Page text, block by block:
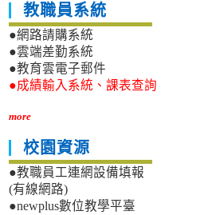
教職員系統
●網路請購系統
●雲端差勤系統
●教育雲電子郵件
●成績輸入系統、課表查詢
more
校園資源
●教職員工連網設備填報
(有線網路)
●newplus數位教學平臺